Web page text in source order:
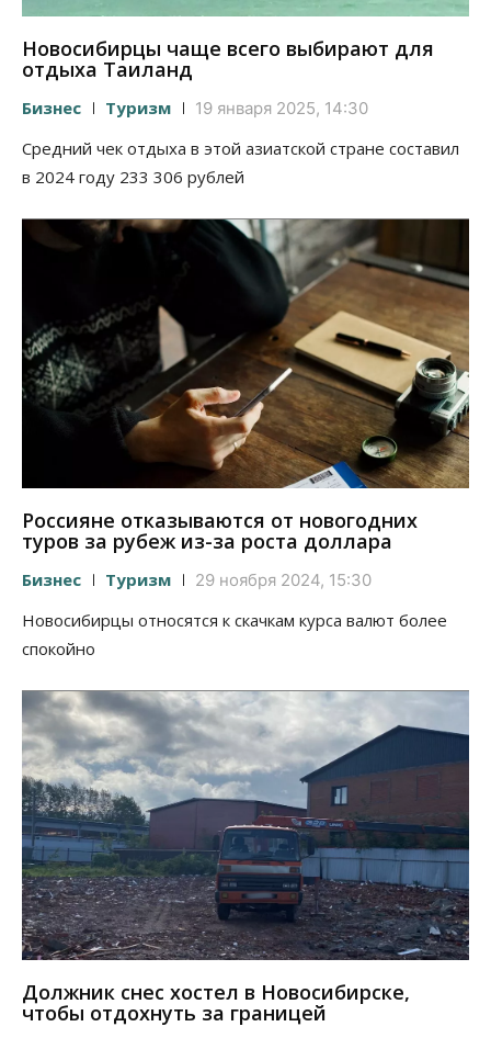
Новосибирцы чаще всего выбирают для
отдыха Таиланд
Бизнес Туризм 19 января 2025, 14:30
Средний чек отдыха в этой азиатской стране составил
в 2024 году 233 306 рублей
Россияне отказываются от новогодних
туров за рубеж из-за роста доллара
Бизнес Туризм 29 ноября 2024, 15:30
Новосибирцы относятся к скачкам курса валют более
спокойно
Должник снес хостел в Новосибирске,
чтобы отдохнуть за границей